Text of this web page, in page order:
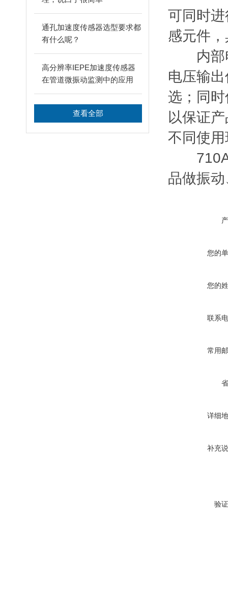
通孔加速度传感器选型要求都
有什么呢？
高分辨率IEPE加速度传感器
在管道微振动监测中的应用
查看全部
可同时
感元件
内部电
电压输
选；同
以保证
不同使
710A
品做振
您的
您的
联系
常用
详细
补充
验